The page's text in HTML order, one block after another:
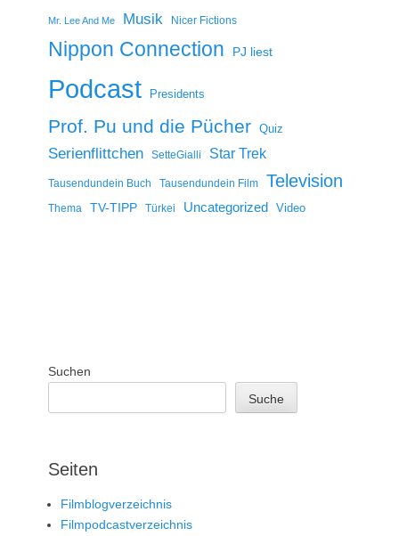
Mr. Lee And Me Musik Nicer Fictions
Nippon Connection PJ liest
Podcast Presidents
Prof. Pu und die Pücher Quiz
Serienflittchen SetteGialli Star Trek
Tausendundein Buch Tausendundein Film Television
Thema TV-TIPP Türkei Uncategorized Video
Suchen
Suche
Seiten
Filmblogverzeichnis
Filmpodcastverzeichnis